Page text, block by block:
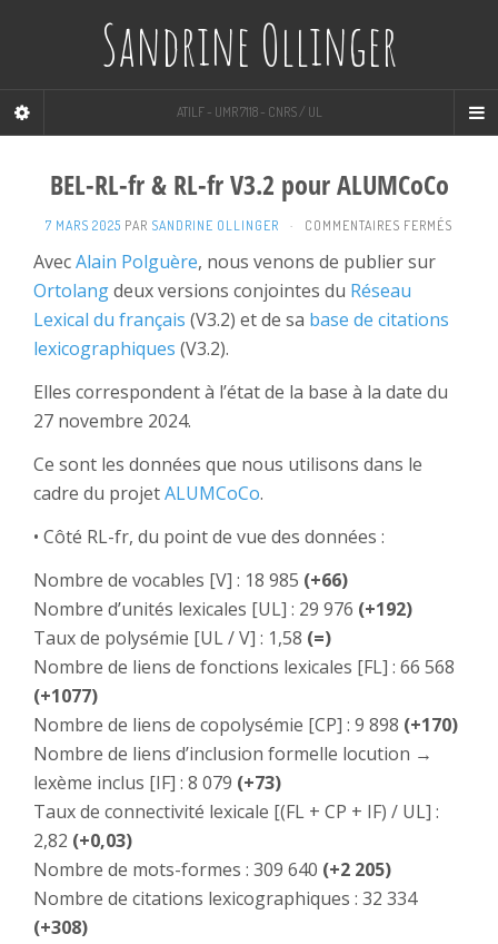
Sandrine Ollinger
ATILF - UMR 7118 - CNRS / UL
BEL-RL-fr & RL-fr V3.2 pour ALUMCoCo
7 MARS 2025 PAR SANDRINE OLLINGER · COMMENTAIRES FERMÉS
AvecAlain Polguère, nous venons de publier sur
Ortolangdeux versions conjointes du Réseau
Lexical du français (V3.2) et de sa base de citations
lexicographiques (V3.2).
Elles correspondent à l’état de la base à la date du
27 novembre 2024.
Ce sont les données que nous utilisons dans le
cadre du projetALUMCoCo.
• Côté RL-fr, du point de vue des données :
Nombre de vocables [V] : 18 985 (+66)
Nombre d’unités lexicales [UL] : 29 976 (+192)
Taux de polysémie [UL / V] : 1,58 (=)
Nombre de liens de fonctions lexicales [FL] : 66 568
(+1077)
Nombre de liens de copolysémie [CP] : 9 898 (+170)
Nombre de liens d’inclusion formelle locution →
lexème inclus [IF] : 8 079 (+73)
Taux de connectivité lexicale [(FL + CP + IF) / UL] :
2,82 (+0,03)
Nombre de mots-formes : 309 640 (+2 205)
Nombre de citations lexicographiques : 32 334
(+308)